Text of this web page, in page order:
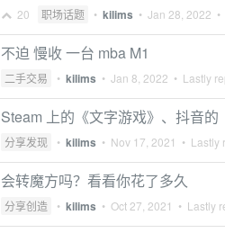
20 职场话题 • kilims • Jan 28, 2022
不迫 慢收 一台 mba M1
二手交易 • kilims • Jan 8, 2022 • Lastly
Steam 上的《文字游戏》、抖音
分享发现 • kilims • Nov 17, 2021 • Lastly
会转魔方吗？看看你花了多久
分享创造 • kilims • Oct 27, 2021 • Lastly